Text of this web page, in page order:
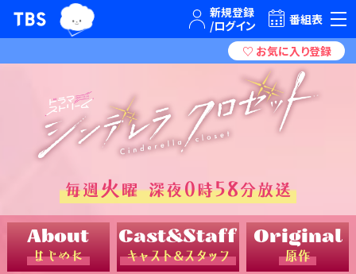
TBSテレビ｜ときめくときを。
TBSグループキャラクター『ワクティ』番組表
毎週火曜 深夜0時58分放送
はじめに キャスト＆スタッフ 原作